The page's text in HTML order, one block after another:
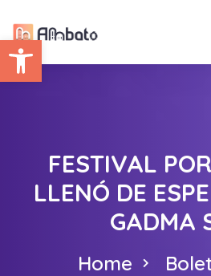
Abrir barra de
FESTIVAL
LLENÓ DE
GADMA
Home